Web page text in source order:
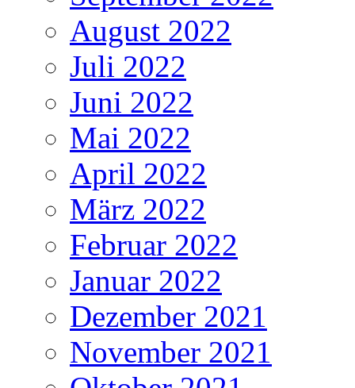
August 2022
Juli 2022
Juni 2022
Mai 2022
April 2022
März 2022
Februar 2022
Januar 2022
Dezember 2021
November 2021